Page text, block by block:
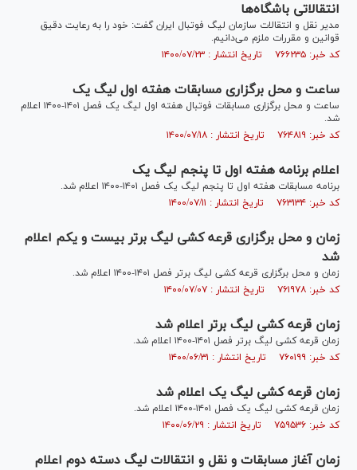
انتقالاتی باشگاه‌ها
مدیر نقل و انتقالات سازمان لیگ فوتبال ایران گفت: خود را به رعایت دقیق
قوانین و مقررات ملزم می‌دانیم.
کد خبر: ۷۶۶۲۳۵ تاریخ انتشار : ۱۴۰۰/۰۷/۲۳
ساعت و محل برگزاری مسابقات هفته اول لیگ یک
ساعت و محل برگزاری مسابقات فوتبال هفته اول لیگ یک فصل ۱۴۰۱-۱۴۰۰ اعلام
شد.
کد خبر: ۷۶۴۸۱۹ تاریخ انتشار : ۱۴۰۰/۰۷/۱۸
اعلام برنامه هفته اول تا پنجم لیگ یک
برنامه مسابقات هفته اول تا پنجم لیگ یک فصل ۱۴۰۱-۱۴۰۰ اعلام شد.
کد خبر: ۷۶۳۱۳۴ تاریخ انتشار : ۱۴۰۰/۰۷/۱۱
زمان و محل برگزاری قرعه کشی لیگ برتر بیست و یکم اعلام
شد
زمان و محل برگزاری قرعه کشی لیگ برتر فصل ۱۴۰۱-۱۴۰۰ اعلام شد.
کد خبر: ۷۶۱۹۷۸ تاریخ انتشار : ۱۴۰۰/۰۷/۰۷
زمان قرعه کشی لیگ برتر اعلام شد
زمان قرعه کشی لیگ برتر فصل ۱۴۰۱-۱۴۰۰ اعلام شد.
کد خبر: ۷۶۰۱۹۹ تاریخ انتشار : ۱۴۰۰/۰۶/۳۱
زمان قرعه کشی لیگ یک اعلام شد
زمان قرعه کشی لیگ یک فصل ۱۴۰۱-۱۴۰۰ اعلام شد.
کد خبر: ۷۵۹۵۳۶ تاریخ انتشار : ۱۴۰۰/۰۶/۲۹
زمان آغاز مسابقات و نقل و انتقالات لیگ دسته دوم اعلام